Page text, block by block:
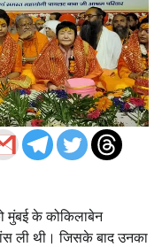
मुंबई के कोकिलाबेन
ली थी। जिसके बाद उनका